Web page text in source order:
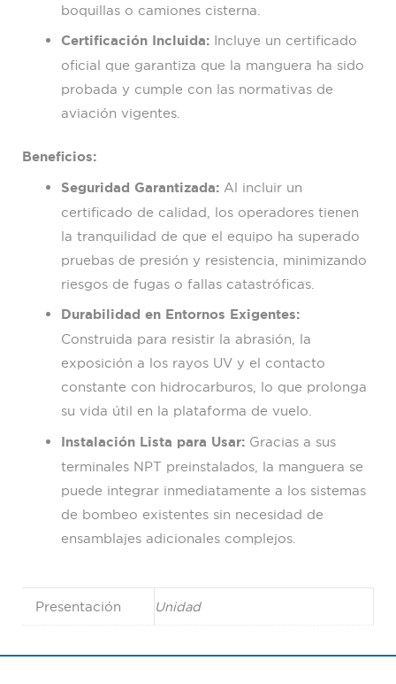
boquillas o camiones cisterna.
Certificación Incluida:Incluye un certificado
oficial que garantiza que la manguera ha sido
probada y cumple con las normativas de
aviación vigentes.
Beneficios:
Seguridad Garantizada:Al incluir un
certificado de calidad, los operadores tienen
la tranquilidad de que el equipo ha superado
pruebas de presión y resistencia, minimizando
riesgos de fugas o fallas catastróficas.
Durabilidad en Entornos Exigentes:
Construida para resistir la abrasión, la
exposición a los rayos UV y el contacto
constante con hidrocarburos, lo que prolonga
su vida útil en la plataforma de vuelo.
Instalación Lista para Usar:Gracias a sus
terminales NPT preinstalados, la manguera se
puede integrar inmediatamente a los sistemas
de bombeo existentes sin necesidad de
ensamblajes adicionales complejos.
Presentación Unidad